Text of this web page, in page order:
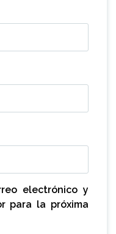
electrónico y
para la próxima